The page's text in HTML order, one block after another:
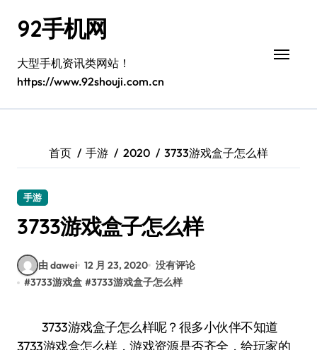
92手机网
大型手机资讯类网站！
https://www.92shouji.com.cn
首页 手游 2020 3733游戏盒子怎么样
手游
3733游戏盒子怎么样
由 dawei 12 月 23, 2020 没有评论
#3733游戏盒 #3733游戏盒子怎么样
3733游戏盒子怎么样呢？很多小伙伴不知道
3733游戏盒怎么样，游戏资源是否齐全，给玩家的